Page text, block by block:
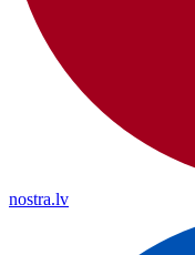
nostra.lv